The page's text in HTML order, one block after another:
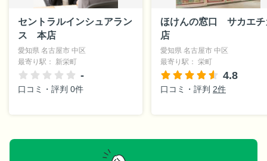
セントラルインシュアラン
ス 本店
愛知県 名古屋市 中区
最寄り駅： 新栄町
-
口コミ・評判 0件
ほけんの窓口 サカエチ
店
愛知県 名古屋市 中区
最寄り駅： 栄町
4.8
口コミ・評判 2件